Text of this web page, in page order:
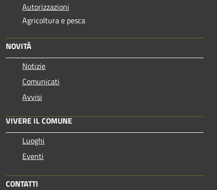
Autorizzazioni
Agricoltura e pesca
NOVITÀ
Notizie
Comunicati
Avvisi
VIVERE IL COMUNE
Luoghi
Eventi
CONTATTI